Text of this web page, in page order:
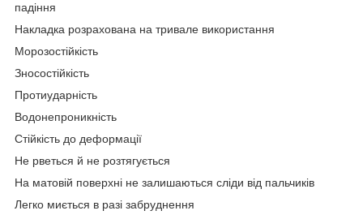
падіння
Накладка розрахована на тривале використання
Морозостійкість
Зносостійкість
Протиударність
Водонепроникність
Стійкість до деформації
Не рветься й не розтягується
На матовій поверхні не залишаються сліди від пальчиків
Легко миється в разі забруднення